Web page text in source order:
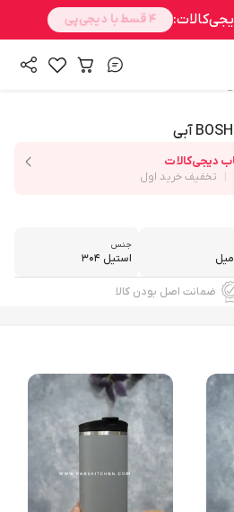
جنس
استیل ۳۰۴
ضمانت اصل بودن کالا